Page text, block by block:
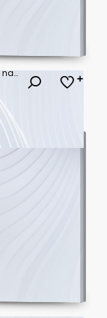
Garaż. Mechanik samochodowy w kanale naprawczym